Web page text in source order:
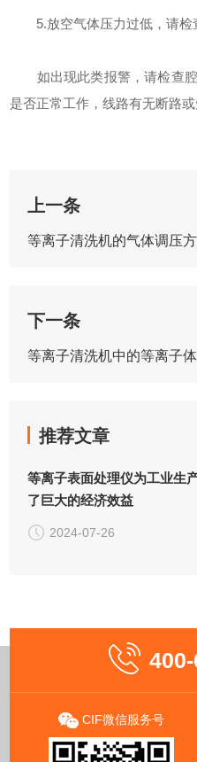
5.放空气体压力过低，请检
如出现此类报警，请检查腔
是否正常工作，线路有无断路或
上一条
等离子清洗机的气体调压
下一条
等离子清洗机中的等离子
推荐文章
等离子表面处理仪为工业生
了巨大的经济效益
2024-07-26
CIF微信服务号